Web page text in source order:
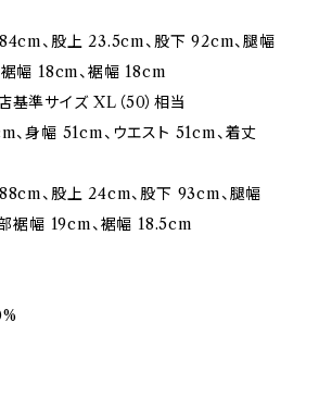
84cm、股上 23.5cm、股下 92cm、腿幅
幅 18cm、裾幅 18cm
準サイズ XL（50）相当
、身幅 51cm、ウエスト 51cm、着丈
88cm、股上 24cm、股下 93cm、腿幅
裾幅 19cm、裾幅 18.5cm